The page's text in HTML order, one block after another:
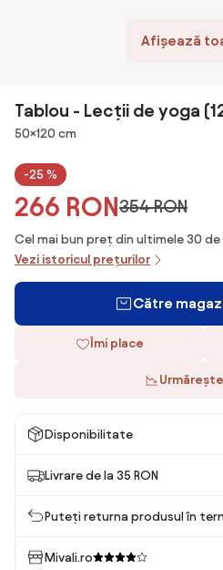
Afișează
Tablou - Lecții de yoga
Dimensiuni
50×120 cm
-25 %
266 RON354 RON
Cel mai bun preț din ultimele 30 de
Vezi istoricul prețurilor
Către
Îmi place
Disponibilitate
Livrare de la 35 RON
Puteți returna produsul în
Mivali.ro